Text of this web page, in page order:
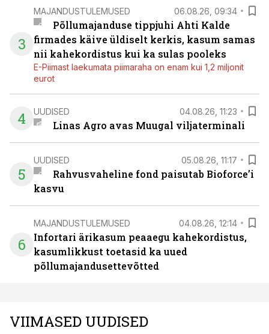
3
MAJANDUSTULEMUSED 06.08.26, 09:34
Põllumajanduse tippjuhi Ahti Kalde
firmades käive üldiselt kerkis, kasum samas
nii kahekordistus kui ka sulas pooleks
E-Piimast laekumata piimaraha on enam kui 1,2 miljonit
eurot
4 UUDISED 04.08.26, 11:23
Linas Agro avas Muugal viljaterminali
5
UUDISED 05.08.26, 11:17
Rahvusvaheline fond paisutab Bioforce’i
kasvu
6
MAJANDUSTULEMUSED 04.08.26, 12:14
Infortari ärikasum peaaegu kahekordistus,
kasumlikkust toetasid ka uued
põllumajandusettevõtted
VIIMASED UUDISED